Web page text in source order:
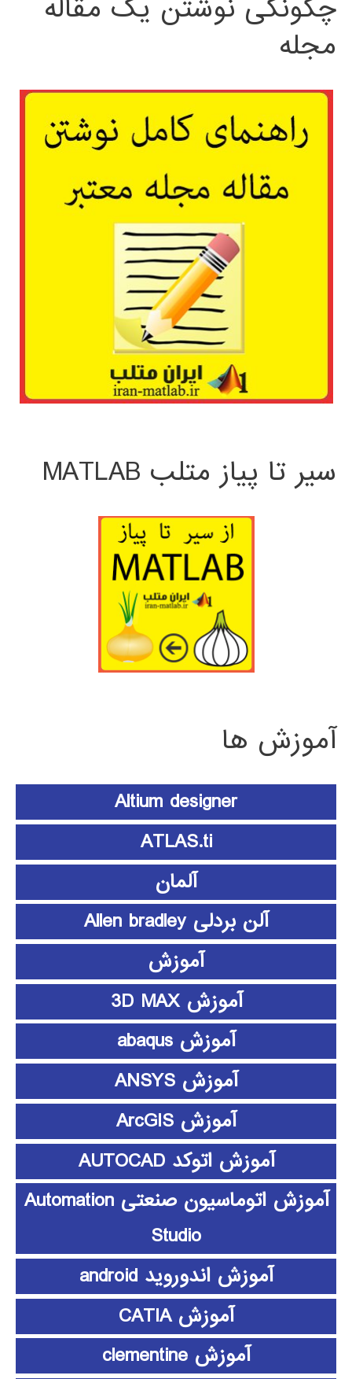
چگونگی نوشتن یک مقاله
مجله
سیر تا پیاز متلب MATLAB
آموزش ها
Altium designer
ATLAS.ti
آلمان
آلن بردلی Allen bradley
آموزش
آموزش 3D MAX
آموزش abaqus
آموزش ANSYS
آموزش ArcGIS
آموزش اتوکد AUTOCAD
آموزش اتوماسیون صنعتی Automation
Studio
آموزش اندوروید android
آموزش CATIA
آموزش clementine